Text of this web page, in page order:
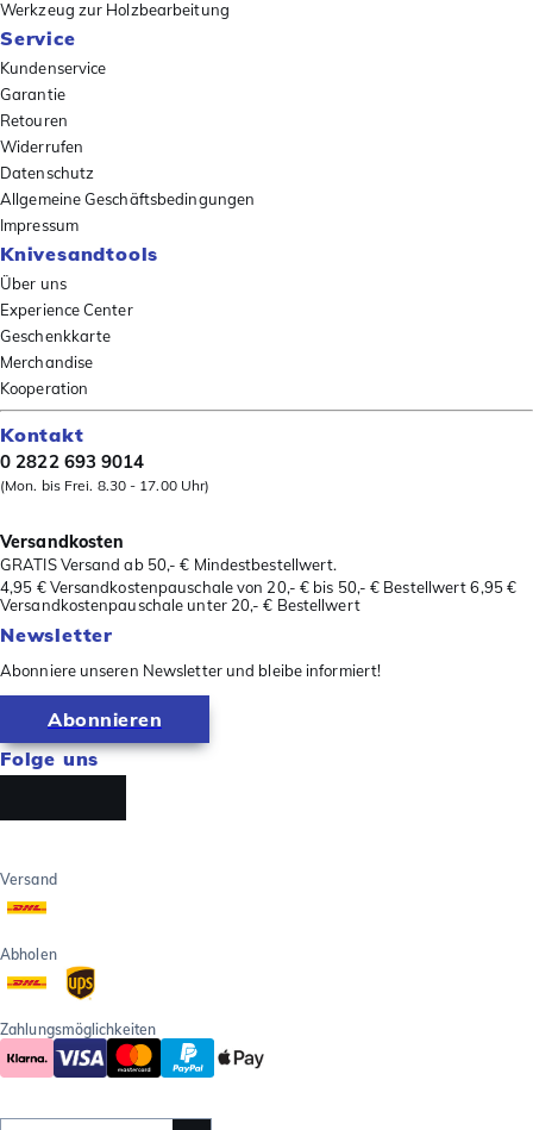
Werkzeug zur Holzbearbeitung
Service
Kundenservice
Garantie
Retouren
Widerrufen
Datenschutz
Allgemeine Geschäftsbedingungen
Impressum
Knivesandtools
Über uns
Experience Center
Geschenkkarte
Merchandise
Kooperation
Kontakt
0 2822 693 9014
(Mon. bis Frei. 8.30 - 17.00 Uhr)
Versandkosten
GRATIS Versand ab 50,- € Mindestbestellwert.
4,95 € Versandkostenpauschale von 20,- € bis 50,- € Bestellwert 6,95 €
Versandkostenpauschale unter 20,- € Bestellwert
Newsletter
Abonniere unseren Newsletter und bleibe informiert!
Abonnieren
Folge uns
Versand
Abholen
Zahlungsmöglichkeiten